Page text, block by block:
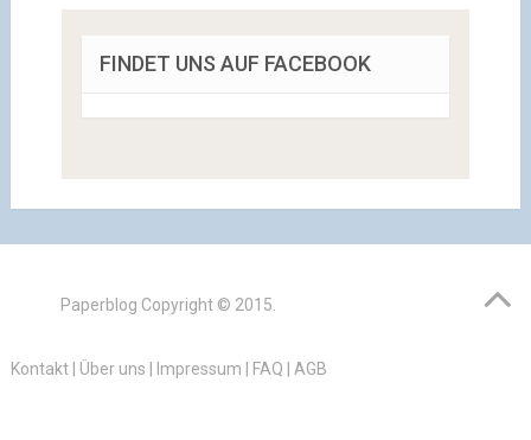
FINDET UNS AUF FACEBOOK
Paperblog Copyright © 2015.
Kontakt| Über uns | Impressum | FAQ | AGB